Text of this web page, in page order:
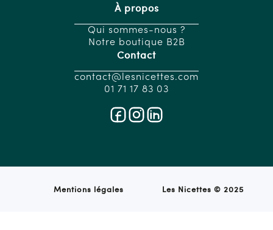
À propos
Qui sommes-nous ?
Notre boutique B2B
Contact
contact@lesnicettes.com
01 71 17 83 03
Mentions légales Les Nicettes ©2025